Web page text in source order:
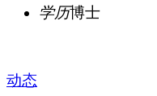
学历博士
动态